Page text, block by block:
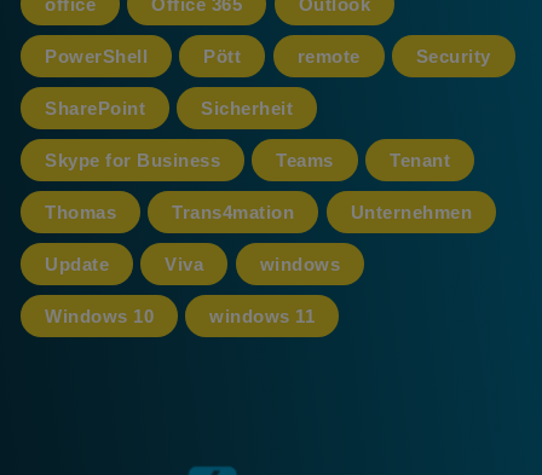
PowerShell Pött remote Security
SharePoint Sicherheit
Skype for Business Teams Tenant
Thomas Trans4mation Unternehmen
Update Viva windows
Windows 10 windows 11